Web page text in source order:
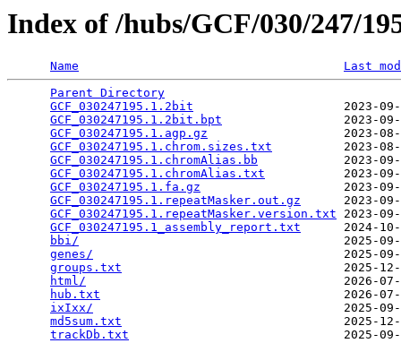
Index of /hubs/GCF/030/247/
Name
Last
Parent Directory
GCF_030247195.1.2bit
2023-
GCF_030247195.1.2bit.bpt
2023-
GCF_030247195.1.agp.gz
2023-
GCF_030247195.1.chrom.sizes.txt
2023-
GCF_030247195.1.chromAlias.bb
2023-
GCF_030247195.1.chromAlias.txt
2023-
GCF_030247195.1.fa.gz
2023-
GCF_030247195.1.repeatMasker.out.gz
2023-
GCF_030247195.1.repeatMasker.version.txt 2023-
GCF_030247195.1_assembly_report.txt
2024-
bbi/
2025-
genes/
2025-
groups.txt
2025-
html/
2026-
hub.txt
2026-
ixIxx/
2025-
md5sum.txt
2025-
trackDb.txt